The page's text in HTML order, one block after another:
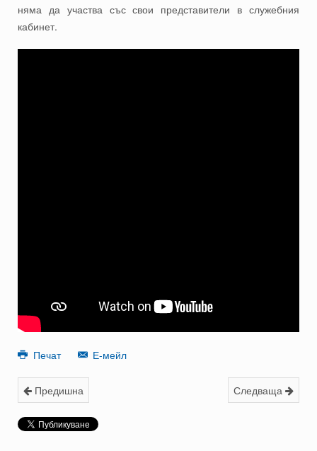
няма да участва със свои представители в служебния
кабинет.
Печат Е-мейл
Предишна Следваща